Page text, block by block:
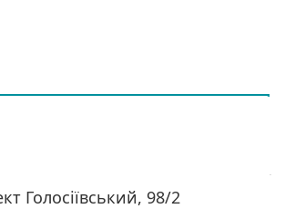
Голосіївський, 98/2